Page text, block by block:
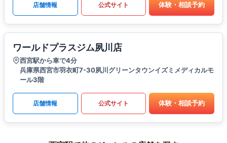
店舗情報 公式サイト 体験・相談予約
ワールドプラスジム夙川店
西宮駅から車で4分
兵庫県西宮市羽衣町7-30夙川グリーンタウンイズミメディカルモ
ール3階
店舗情報 公式サイト 体験・相談予約